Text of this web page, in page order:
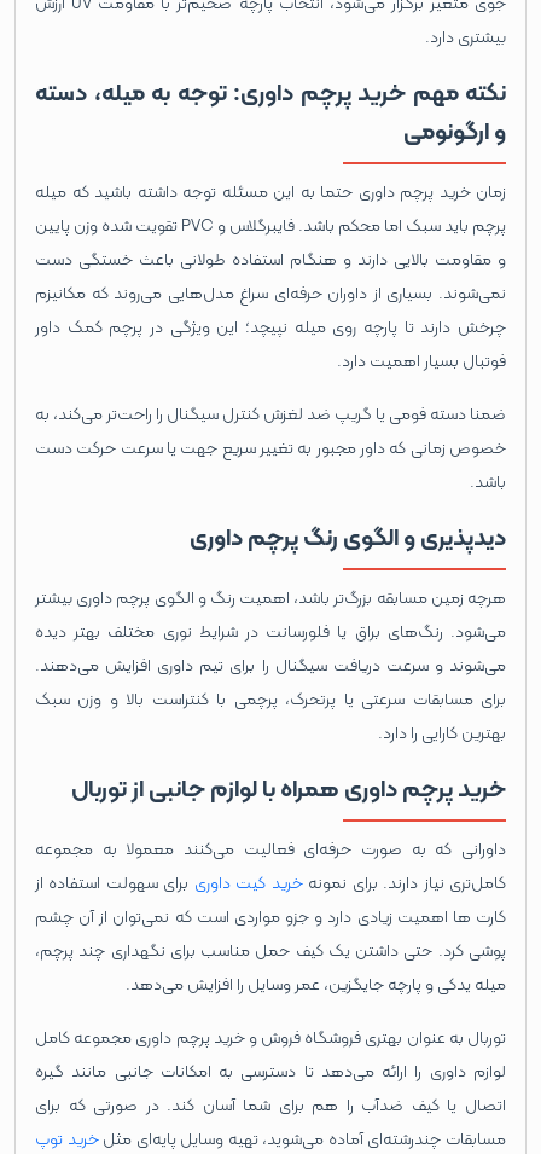
بیشتری دارد.
نکته مهم خرید پرچم داوری: توجه به میله، دسته
و ارگونومی
زمان خرید پرچم داوری حتما به این مسئله توجه داشته باشید که میله
پرچم باید سبک اما محکم باشد. فایبرگلاس و PVC تقویت ‌شده وزن پایین
و مقاومت بالایی دارند و هنگام استفاده طولانی باعث خستگی دست
نمی‌شوند. بسیاری از داوران حرفه‌ای سراغ مدل‌هایی می‌روند که مکانیزم
چرخش دارند تا پارچه روی میله نپیچد؛ این ویژگی در پرچم کمک داور
فوتبال بسیار اهمیت دارد.
ضمنا دسته فومی یا گریپ ضد لغزش کنترل سیگنال را راحت‌تر می‌کند، به‌
خصوص زمانی که داور مجبور به تغییر سریع جهت یا سرعت حرکت دست
باشد.
دیدپذیری و الگوی رنگ پرچم داوری
هرچه زمین مسابقه بزرگ‌تر باشد، اهمیت رنگ و الگوی پرچم داوری بیشتر
می‌شود. رنگ‌های براق یا فلورسانت در شرایط نوری مختلف بهتر دیده
می‌شوند و سرعت دریافت سیگنال را برای تیم داوری افزایش می‌دهند.
برای مسابقات سرعتی یا پرتحرک، پرچمی با کنتراست بالا و وزن سبک
بهترین کارایی را دارد.
خرید پرچم داوری همراه با لوازم جانبی از توربال
داورانی که به‌ صورت حرفه‌ای فعالیت می‌کنند معمولا به مجموعه
کامل‌تری نیاز دارند. برای نمونهخرید کیت داوری برای سهولت استفاده از
کارت ها اهمیت زیادی دارد و جزو مواردی است که نمی‌توان از آن چشم
پوشی کرد. حتی داشتن یک کیف حمل مناسب برای نگهداری چند پرچم،
میله یدکی و پارچه جایگزین، عمر وسایل را افزایش می‌دهد.
توربال به عنوان بهتری فروشگاه فروش و خرید پرچم داوری مجموعه کامل
لوازم داوری را ارائه می‌دهد تا دسترسی به امکانات جانبی مانند گیره
اتصال یا کیف ضدآب را هم برای شما آسان کند. در صورتی که برای
مسابقات چندرشته‌ای آماده می‌شوید، تهیه وسایل پایه‌ای مثلخرید توپ